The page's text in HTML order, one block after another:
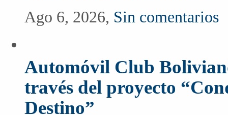
Ago 6, 2026, Sin comentarios
Automóvil Club
través del proyecto
Destino”